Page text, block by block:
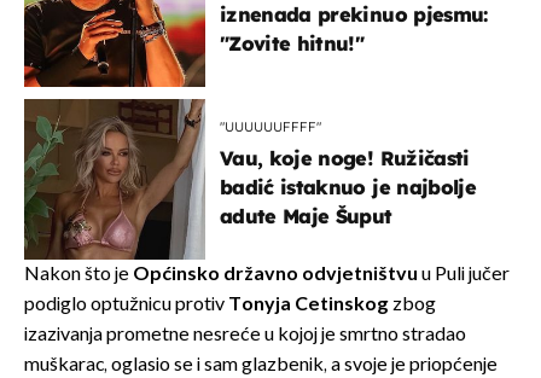
iznenada prekinuo pjesmu:
"Zovite hitnu!"
"UUUUUUFFFF"
Vau, koje noge! Ružičasti
badić istaknuo je najbolje
adute Maje Šuput
Nakon što je Općinsko državno odvjetništvu u Puli jučer
podiglo optužnicu protiv Tonyja Cetinskogzbog
izazivanja prometne nesreće u kojoj je smrtno stradao
muškarac, oglasio se i sam glazbenik, a svoje je priopćenje